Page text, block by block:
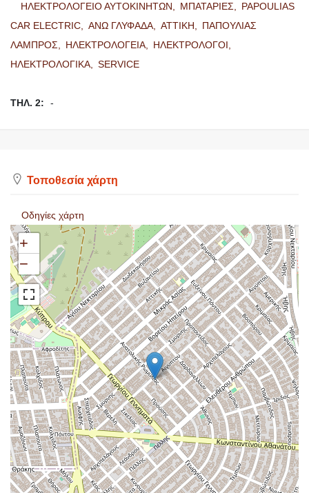
ΗΛΕΚΤΡΟΛΟΓΕΙΟ ΑΥΤΟΚΙΝΗΤΩΝ, ΜΠΑΤΑΡΙΕΣ, PAPOULIAS
CAR ELECTRIC, ΑΝΩ ΓΛΥΦΑΔΑ, ΑΤΤΙΚΗ, ΠΑΠΟΥΛΙΑΣ
ΛΑΜΠΡΟΣ, ΗΛΕΚΤΡΟΛΟΓΕΙΑ, ΗΛΕΚΤΡΟΛΟΓΟΙ,
ΗΛΕΚΤΡΟΛΟΓΙΚΑ, SERVICE
ΤΗΛ. 2: -
Τοποθεσία χάρτη
Οδηγίες χάρτη
+
−